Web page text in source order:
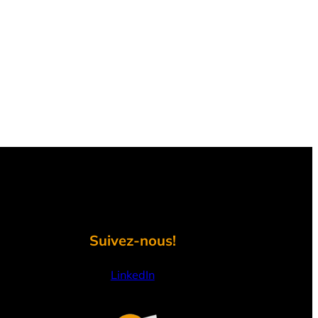
Suivez-nous!
LinkedIn